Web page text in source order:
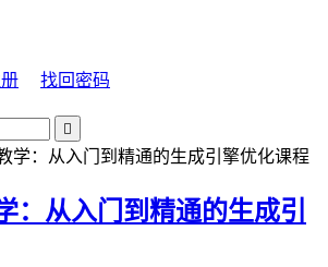
找回密码

学：从入门到精通的生成引擎优化课程
：从入门到精通的生成引